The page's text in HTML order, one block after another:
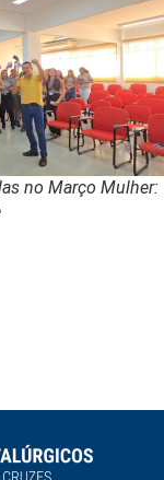
no Março Mulher: